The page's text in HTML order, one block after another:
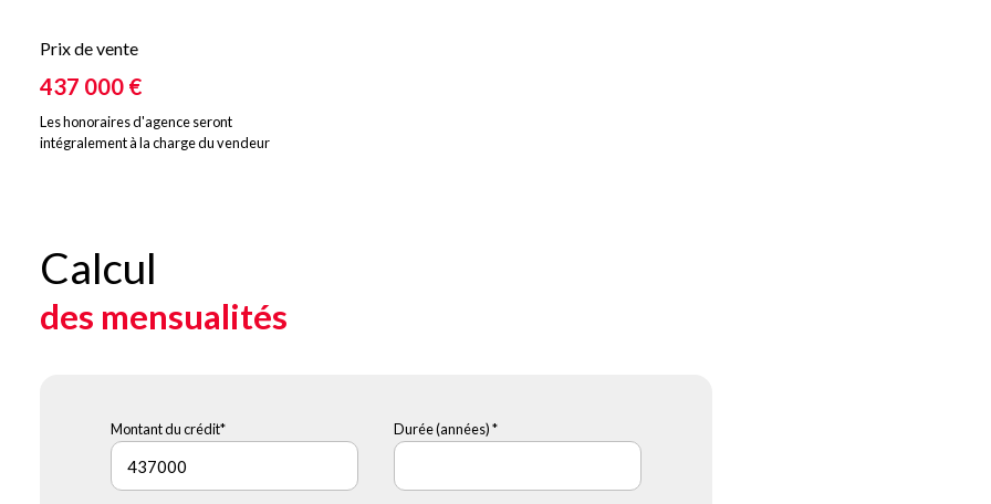
Prix de vente
437 000 €
Les honoraires d'agence seront
intégralement à la charge du vendeur
Calcul
des mensualités
Montant du crédit* Durée (années) *